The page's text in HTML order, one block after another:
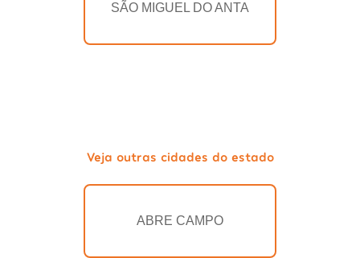
SÃO MIGUEL DO ANTA
Veja outras cidades do estado
ABRE CAMPO